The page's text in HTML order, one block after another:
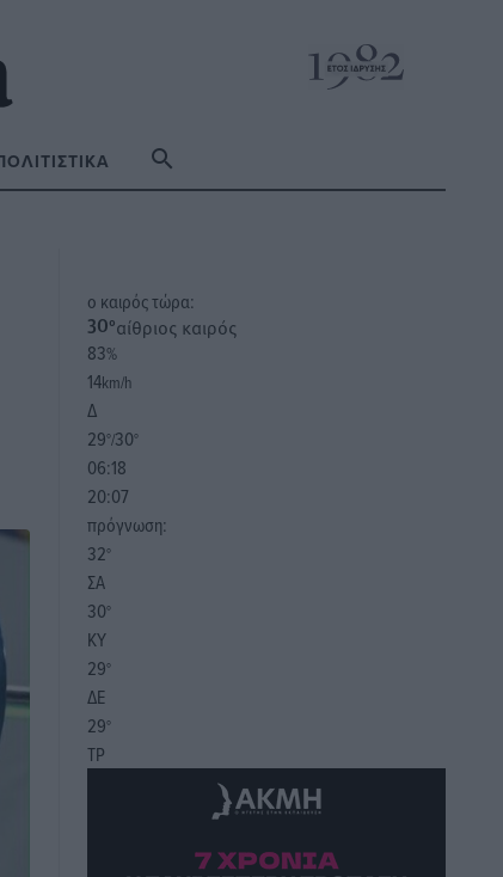
o καιρός τώρα:
30°αίθριος καιρός
83%
14km/h
Δ
29°/30°
06:18
20:07
πρόγνωση:
32°
ΣΑ
30°
ΚΥ
29°
ΔΕ
29°
ΤΡ